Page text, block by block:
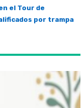
el Tour de
por trampa